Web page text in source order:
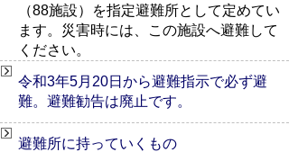
（88施設）を指定避難所として定めてい
ます。災害時には、この施設へ避難して
ください。
令和3年5月20日から避難指示で必ず避
難。避難勧告は廃止です。
避難所に持っていくもの